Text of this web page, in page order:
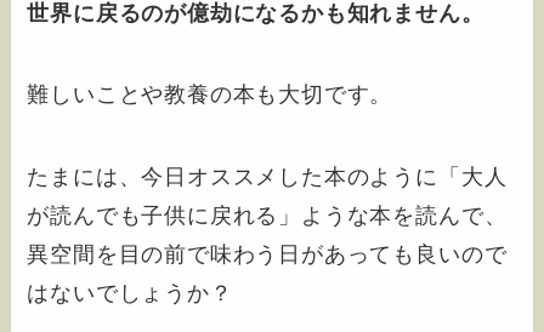
世界に戻るのが億劫になるかも知れません。
難しいことや教養の本も大切です。
たまには、今日オススメした本のように「大人
が読んでも子供に戻れる」ような本を読んで、
異空間を目の前で味わう日があっても良いので
はないでしょうか？